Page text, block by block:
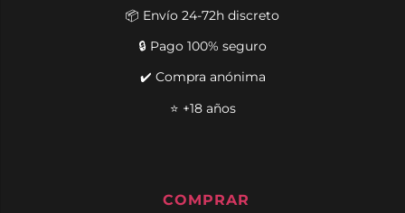
📦 Envío 24-72h discreto
🔒 Pago 100% seguro
✔️ Compra anónima
⭐ +18 años
COMPRAR